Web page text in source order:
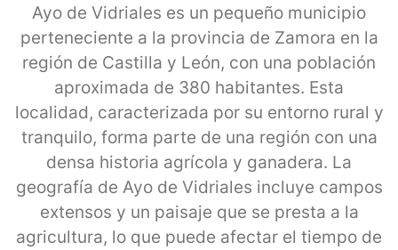
Ayo de Vidriales es un pequeño municipio
perteneciente a la provincia de Zamora en la
región de Castilla y León, con una población
aproximada de 380 habitantes. Esta
localidad, caracterizada por su entorno rural y
tranquilo, forma parte de una región con una
densa historia agrícola y ganadera. La
geografía de Ayo de Vidriales incluye campos
extensos y un paisaje que se presta a la
agricultura, lo que puede afectar el tiempo de